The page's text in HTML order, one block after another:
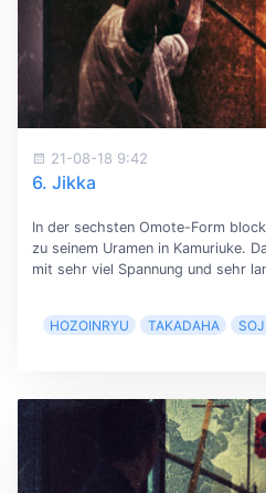
21-08-18 9:42
6. Jikka
In der sechsten Omote-Form
zu seinem Uramen in Kamuriuke.
mit sehr viel Spannung und sehr
HOZOINRYU TAKADAHA